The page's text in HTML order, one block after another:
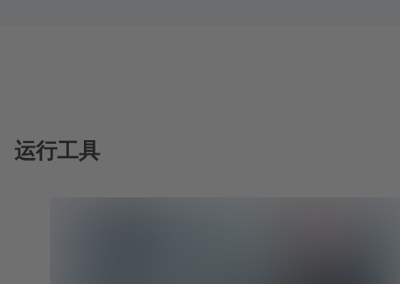
运行工具